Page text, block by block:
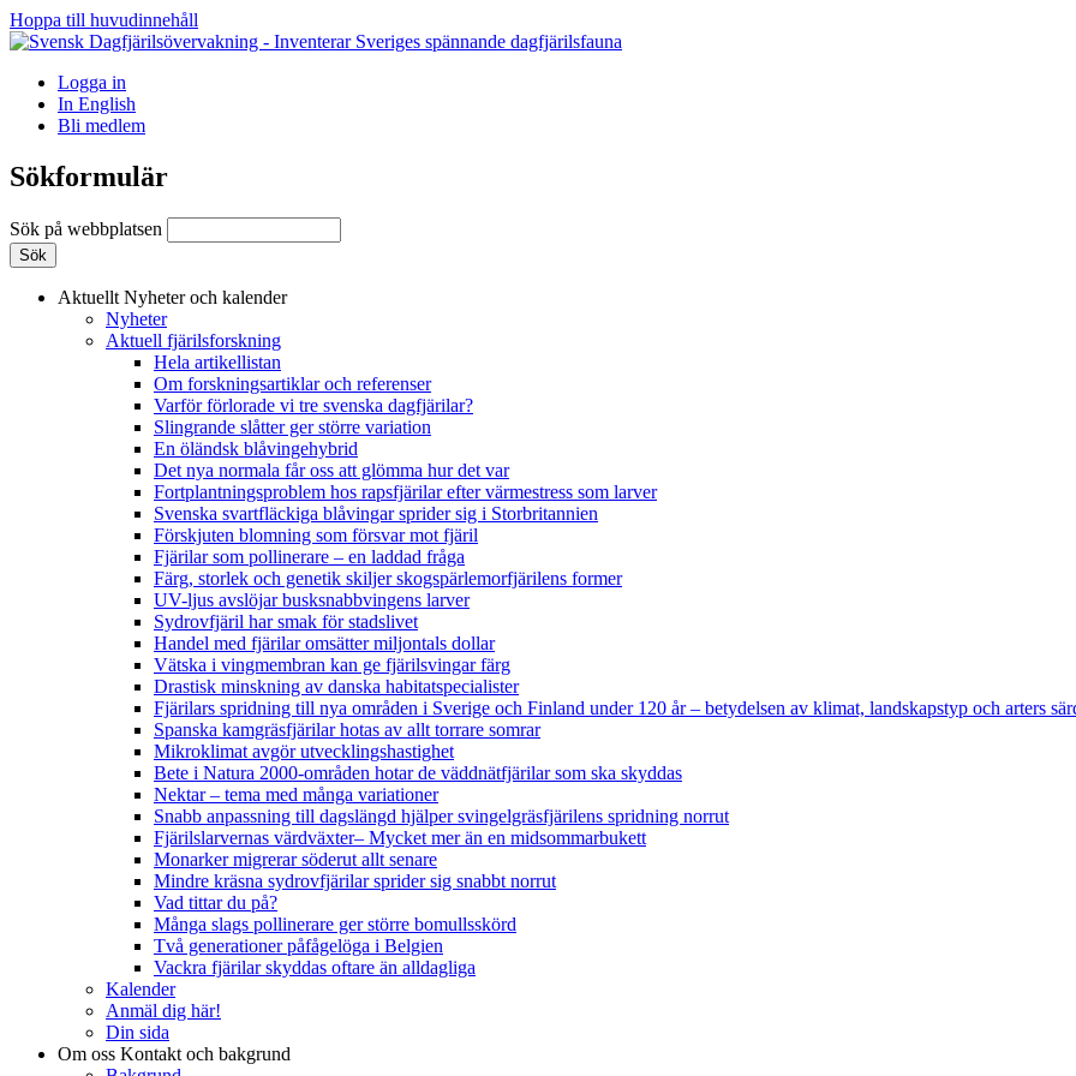
Hoppa till huvudinnehåll
Logga in
In English
Bli medlem
Sökformulär
Sök på webbplatsen
Aktuellt Nyheter och kalender
Nyheter
Aktuell fjärilsforskning
Hela artikellistan
Om forskningsartiklar och referenser
Varför förlorade vi tre svenska dagfjärilar?
Slingrande slåtter ger större variation
En öländsk blåvingehybrid
Det nya normala får oss att glömma hur det var
Fortplantningsproblem hos rapsfjärilar efter värmestress som larver
Svenska svartfläckiga blåvingar sprider sig i Storbritannien
Förskjuten blomning som försvar mot fjäril
Fjärilar som pollinerare – en laddad fråga
Färg, storlek och genetik skiljer skogspärlemorfjärilens former
UV-ljus avslöjar busksnabbvingens larver
Sydrovfjäril har smak för stadslivet
Handel med fjärilar omsätter miljontals dollar
Vätska i vingmembran kan ge fjärilsvingar färg
Drastisk minskning av danska habitatspecialister
Fjärilars spridning till nya områden i Sverige och Finland under 120 år– betydelsen av klimat, landskapstyp och arters
Spanska kamgräsfjärilar hotas av allt torrare somrar
Mikroklimat avgör utvecklingshastighet
Bete i Natura 2000-områden hotar de väddnätfjärilar som ska skyddas
Nektar – tema med många variationer
Snabb anpassning till dagslängd hjälper svingelgräsfjärilens spridning norrut
Fjärilslarvernas värdväxter– Mycket mer än en midsommarbukett
Monarker migrerar söderut allt senare
Mindre kräsna sydrovfjärilar sprider sig snabbt norrut
Vad tittar du på?
Många slags pollinerare ger större bomullsskörd
Två generationer påfågelöga i Belgien
Vackra fjärilar skyddas oftare än alldagliga
Kalender
Anmäl dig här!
Din sida
Om oss Kontakt och bakgrund